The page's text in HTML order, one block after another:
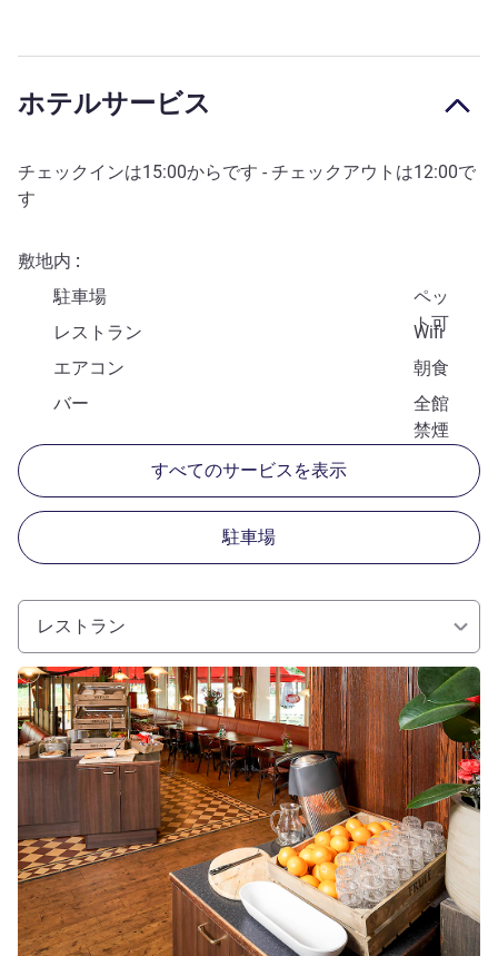
ホテルサービス
チェックインは15:00からです - チェックアウトは12:00で
す
敷地内
駐車場
ペッ
ト可
レストラン
Wifi
エアコン
朝食
バー
全館
禁煙
すべてのサービスを表示
駐車場
レストラン
詳細を表示